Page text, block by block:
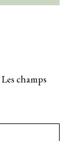
Les champs